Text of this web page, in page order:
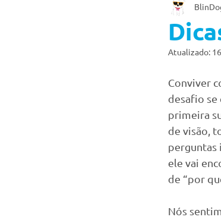
Atualizado:
Conviver
desafio se
primeira
de visão,
perguntas
ele vai
de “por
Nós